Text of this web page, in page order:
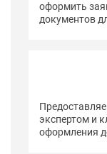
оформить
документов
экспертом и
оформления